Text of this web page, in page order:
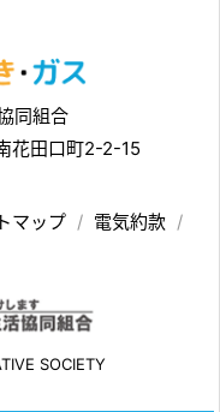
同組合
花田口町2-2-15
マップ
電気約款
SOCIETY